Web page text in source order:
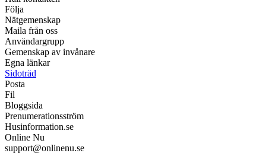
Följa
Nätgemenskap
Maila från oss
Användargrupp
Gemenskap av invånare
Egna länkar
Sidoträd
Posta
Fil
Bloggsida
Prenumerationsström
Husinformation.se
Online Nu
support@onlinenu.se